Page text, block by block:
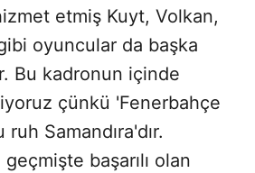
etmiş Kuyt, Volkan,
oyuncular da başka
Bu kadronun içinde
çünkü 'Fenerbahçe
Samandıra'dır.
başarılı olan